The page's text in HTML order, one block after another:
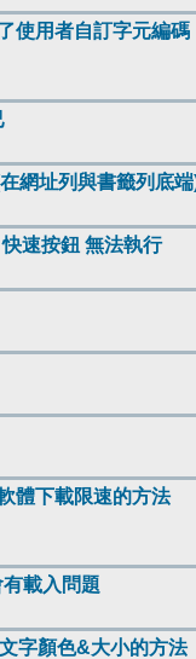
使用者自訂字元編碼
網址列與書籤列底
速按鈕 無法執行
體下載限速的方法
載入問題
字顏色&大小的方法